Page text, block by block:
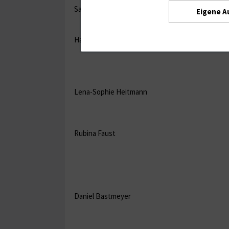
Sabeth Lindemann
Hannes Hollborn
Lena-Sophie Heitmann
Rubina Faust
Daniel Bastmeyer
Eigene